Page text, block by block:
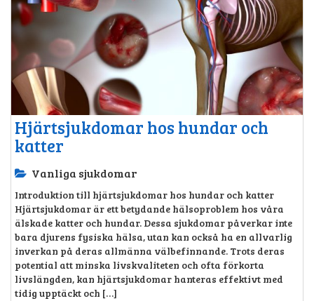
Hjärtsjukdomar hos hundar och
katter
Vanliga sjukdomar
Introduktion till hjärtsjukdomar hos hundar och katter
Hjärtsjukdomar är ett betydande hälsoproblem hos våra
älskade katter och hundar. Dessa sjukdomar påverkar inte
bara djurens fysiska hälsa, utan kan också ha en allvarlig
inverkan på deras allmänna välbefinnande. Trots deras
potential att minska livskvaliteten och ofta förkorta
livslängden, kan hjärtsjukdomar hanteras effektivt med
tidig upptäckt och […]